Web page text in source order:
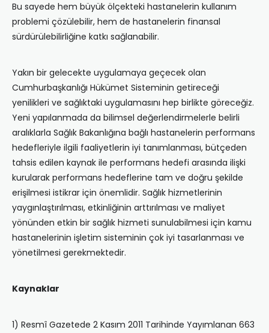
Bu sayede hem büyük ölçekteki hastanelerin kullanım
problemi çözülebilir, hem de hastanelerin finansal
sürdürülebilirliğine katkı sağlanabilir.
Yakın bir gelecekte uygulamaya geçecek olan
Cumhurbaşkanlığı Hükümet Sisteminin getireceği
yenilikleri ve sağlıktaki uygulamasını hep birlikte göreceğiz.
Yeni yapılanmada da bilimsel değerlendirmelerle belirli
aralıklarla Sağlık Bakanlığına bağlı hastanelerin performans
hedefleriyle ilgili faaliyetlerin iyi tanımlanması, bütçeden
tahsis edilen kaynak ile performans hedefi arasında ilişki
kurularak performans hedeflerine tam ve doğru şekilde
erişilmesi istikrar için önemlidir. Sağlık hizmetlerinin
yaygınlaştırılması, etkinliğinin arttırılması ve maliyet
yönünden etkin bir sağlık hizmeti sunulabilmesi için kamu
hastanelerinin işletim sisteminin çok iyi tasarlanması ve
yönetilmesi gerekmektedir.
Kaynaklar
1) Resmî Gazetede 2 Kasım 2011 Tarihinde Yayımlanan 663